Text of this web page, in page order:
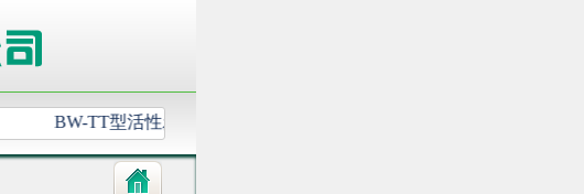
BW-TT型活性炭过滤箱